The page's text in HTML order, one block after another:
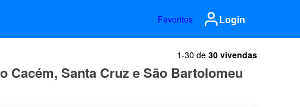
Favoritos Login
1-30 de 30 vivendas
Cacém, Santa Cruz e São Bartolomeu